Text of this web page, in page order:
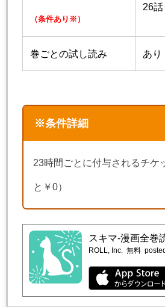
（条件あり※）
26
巻ごとの試し読み あり
※条件詳細
23時間ごとに付与されるチケ
と￥0）
スキマ-漫画全巻
ROLL, Inc. 無料